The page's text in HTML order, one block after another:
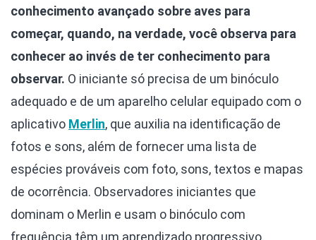
conhecimento avançado sobre aves para
começar, quando, na verdade, você observa para
conhecer ao invés de ter conhecimento para
observar. O iniciante só precisa de um binóculo
adequado e de um aparelho celular equipado com o
aplicativo Merlin, que auxilia na identificação de
fotos e sons, além de fornecer uma lista de
espécies prováveis com foto, sons, textos e mapas
de ocorrência. Observadores iniciantes que
dominam o Merlin e usam o binóculo com
frequência têm um aprendizado progressivo,